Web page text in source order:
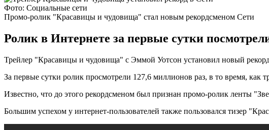
Фото: Социальные сети
Промо-ролик "Красавицы и чудовища" стал новым рекордсменом Сети
Ролик в Интернете за первые сутки
Трейлер "Красавицы и чудовища" с Эммой Уотсон установил новый
За первые сутки ролик просмотрели 127,6 миллионов раз, в то время, как
Известно, что до этого рекордсменом был признан промо-ролик ленты
Большим успехом у интернет-пользователей также пользовался тизер